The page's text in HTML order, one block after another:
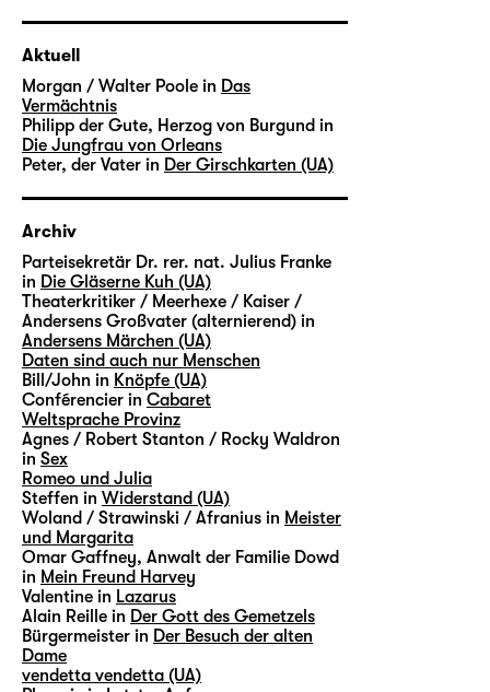
Aktuell
Morgan / Walter Poole in Das
Vermächtnis
Philipp der Gute, Herzog von Burgund in
Die Jungfrau von Orleans
Peter, der Vater in Der Girschkarten (UA)
Archiv
Parteisekretär Dr. rer. nat. Julius Franke
in Die Gläserne Kuh (UA)
Theaterkritiker / Meerhexe / Kaiser /
Andersens Großvater (alternierend) in
Andersens Märchen (UA)
Daten sind auch nur Menschen
Bill/John in Knöpfe (UA)
Conférencier in Cabaret
Weltsprache Provinz
Agnes / Robert Stanton / Rocky Waldron
in Sex
Romeo und Julia
Steffen in Widerstand (UA)
Woland / Strawinski / Afranius in Meister
und Margarita
Omar Gaffney, Anwalt der Familie Dowd
in Mein Freund Harvey
Valentine in Lazarus
Alain Reille in Der Gott des Gemetzels
Bürgermeister in Der Besuch der alten
Dame
vendetta vendetta (UA)